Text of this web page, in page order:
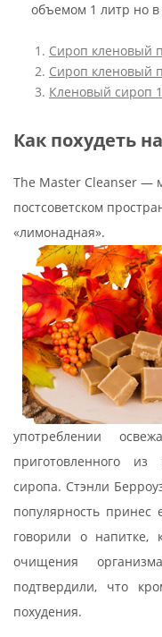
объемом 1 литр но в
Сироп кленовый
Сироп кленовый
Кленовый сироп
Как похудеть
The Master Cleanser —
постсоветском
«лимонадная».
употреблении
приготовленного
сиропа. Стэнли
популярность принес
говорили о напитке,
очищения
подтвердили, что
похудения.